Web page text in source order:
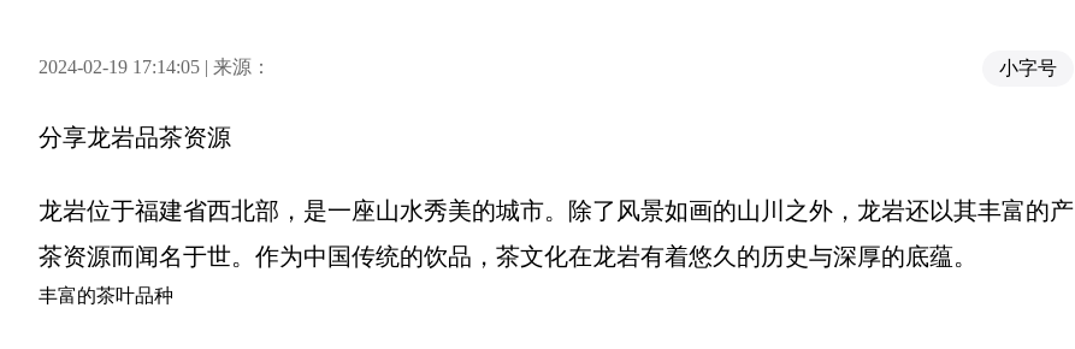
2024-02-19 17:14:05 | 来源： 小字号
分享龙岩品茶资源
龙岩位于福建省西北部，是一座山水秀美的城市。除了风景如画的山川之外，龙岩还以其丰富的产
茶资源而闻名于世。作为中国传统的饮品，茶文化在龙岩有着悠久的历史与深厚的底蕴。
丰富的茶叶品种